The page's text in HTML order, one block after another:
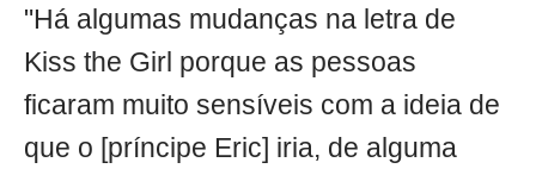
"Há algumas mudanças na letra de
Kiss the Girl porque as pessoas
ficaram muito sensíveis com a ideia de
que o [príncipe Eric] iria, de alguma